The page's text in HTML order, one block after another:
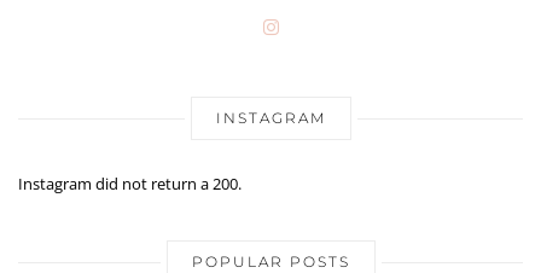
INSTAGRAM
Instagram did not return a 200.
POPULAR POSTS